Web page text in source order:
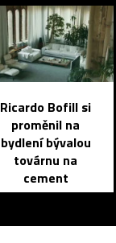
Ricardo Bofill si
proměnil na
bydlení bývalou
továrnu na
cement